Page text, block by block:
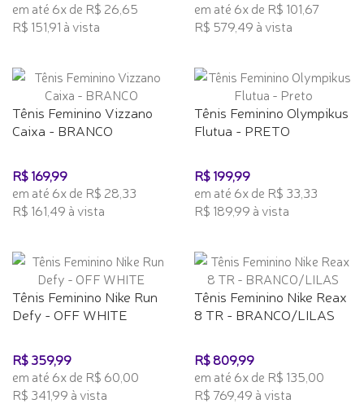
em até 6x de R$ 26,65
R$ 151,91 à vista
em até 6x de R$ 101,67
R$ 579,49 à vista
Tênis Feminino Vizzano
Caixa - BRANCO
R$ 169,99
em até 6x de R$ 28,33
R$ 161,49 à vista
Tênis Feminino Olympikus
Flutua - PRETO
R$ 199,99
em até 6x de R$ 33,33
R$ 189,99 à vista
Tênis Feminino Nike Run
Defy - OFF WHITE
R$ 359,99
em até 6x de R$ 60,00
R$ 341,99 à vista
Tênis Feminino Nike Reax
8 TR - BRANCO/LILAS
R$ 809,99
em até 6x de R$ 135,00
R$ 769,49 à vista